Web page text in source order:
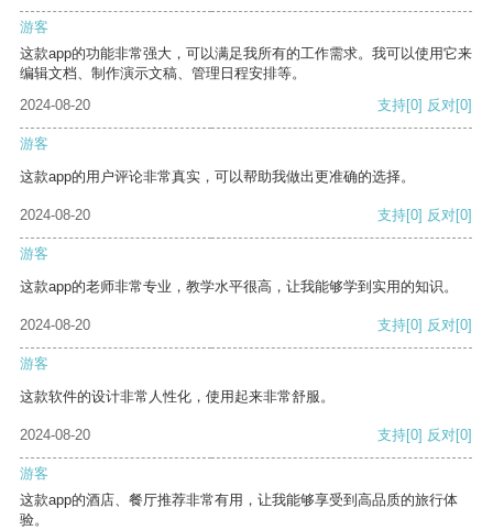
游客
这款app的功能非常强大，可以满足我所有的工作需求。我可以使用它来
编辑文档、制作演示文稿、管理日程安排等。
2024-08-20
支持[0] 反对[0]
游客
这款app的用户评论非常真实，可以帮助我做出更准确的选择。
2024-08-20 支持[0] 反对[0]
游客
这款app的老师非常专业，教学水平很高，让我能够学到实用的知识。
2024-08-20 支持[0] 反对[0]
游客
这款软件的设计非常人性化，使用起来非常舒服。
2024-08-20 支持[0] 反对[0]
游客
这款app的酒店、餐厅推荐非常有用，让我能够享受到高品质的旅行体
验。